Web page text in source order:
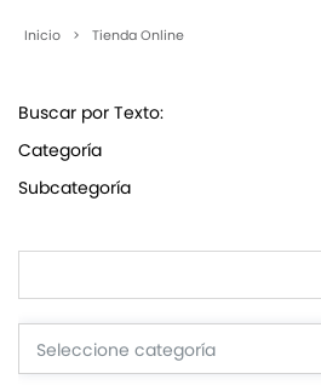
Inicio > Tienda Online
Buscar por Texto:
Categoría
Subcategoría